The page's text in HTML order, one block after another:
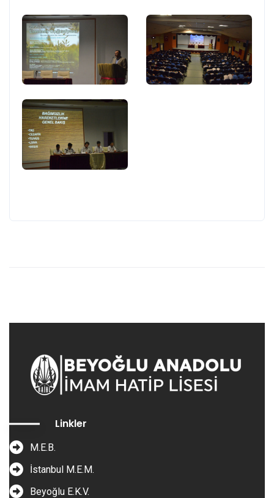
Linkler
M.E.B.
İstanbul M.E.M.
Beyoğlu E.K.V.